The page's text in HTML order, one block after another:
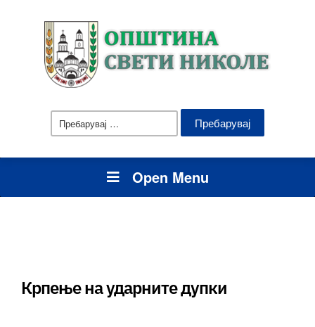
Пребарувај
за:
Open Menu
Крпење на ударните дупки